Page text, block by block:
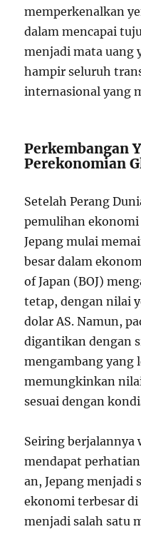
memperkenalkan
dalam mencapai
menjadi mata uang
hampir seluruh
internasional yang
Perkembangan
Perekonomian
Setelah Perang
pemulihan ekonomi
Jepang mulai
besar dalam
of Japan (BOJ)
tetap, dengan nilai
dolar AS. Namun,
digantikan dengan
mengambang yang
memungkinkan
sesuai dengan
Seiring berjalannya
mendapat
an, Jepang menjadi
ekonomi terbesar
menjadi salah satu